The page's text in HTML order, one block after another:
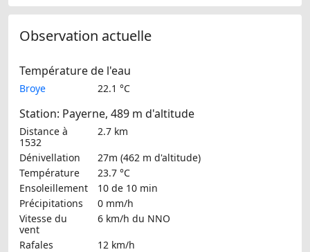
Observation actuelle
Température de l'eau
Broye 22.1 °C
Station: Payerne, 489 m d'altitude
Distance à
1532
2.7 km
Dénivellation
27m (462 m d'altitude)
Température
23.7 °C
Ensoleillement
10 de 10 min
Précipitations
0 mm/h
Vitesse du
vent
6 km/h du NNO
Rafales
12 km/h